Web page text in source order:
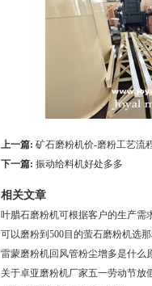
上一篇: 矿石磨粉机价-磨粉工艺流
下一篇: 振动给料机好处多多
相关文章
叶腊石磨粉机可根据客户的生产需
可以磨粉到500目的萤石磨粉机选
雷蒙磨粉机回风管粉尘增多是什么
关于卓亚磨粉机厂家五一劳动节放